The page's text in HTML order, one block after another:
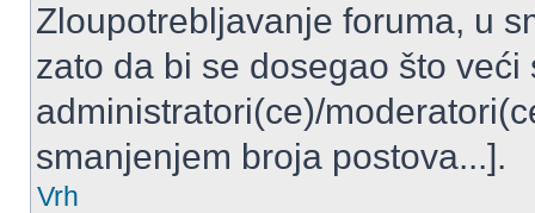
Zloupotrebljavanje foruma, u
zato da bi se dosegao što
administratori(ce)/
smanjenjem broja postova...].
Vrh